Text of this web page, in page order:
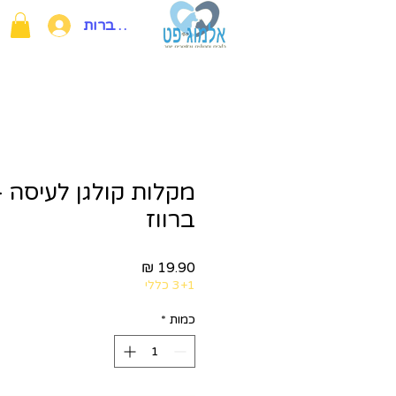
להתחברות
מקלות קולגן
ברווז
3+1 כללי
כמות *